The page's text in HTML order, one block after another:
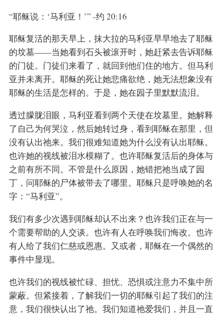
“耶稣说：‘马利亚！’” -约 20:16
耶稣复活的那天早上，抹大拉的马利亚早早地去了耶稣
的坟墓——当她看到石头被滚开时，她赶紧去告诉耶稣
的门徒。门徒们来看了，就回到他们住的地方。但马利
亚并未离开。耶稣的死让她悲痛欲绝，她无法想象没有
耶稣的生活是怎样的。于是，她在园子里默默流泪。
透过朦胧泪眼，马利亚看到两个天使在坟墓里。她解释
了自己为何哭泣，然后她转过身，看到耶稣在那里，但
没有认出祂来。我们很难知道她为什么没有认出耶稣。
也许她的视线被泪水模糊了。也许耶稣复活后的身体与
之前有所不同。不管是什么原因，她错把祂当成了园
丁，问耶稣的尸体被带去了哪里。耶稣只是呼唤她的名
字：“马利亚”。
我们有多少次遇到耶稣却认不出来？也许我们正在与一
个需要帮助的人交谈。也许有人在呼唤我们悔改。也许
有人给了我们仁慈或恩惠。又或者，耶稣在一个偶然的
事件中显现。
也许我们的视线被忙碌、担忧、恐惧或注意力不集中所
蒙蔽。但紧接着，了解我们一切的耶稣引起了我们的注
意，我们很快认出了祂。我们知道祂爱我们，并且一直